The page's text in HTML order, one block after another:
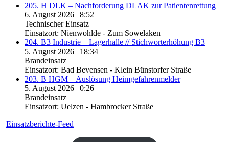
205. H DLK – Nachforderung DLAK zur Patientenrettung
6. August 2026 | 8:52
Technischer Einsatz
Einsatzort: Nienwohlde - Zum Sowelaken
204. B3 Industrie – Lagerhalle // Stichworterhöhung B3
5. August 2026 | 18:34
Brandeinsatz
Einsatzort: Bad Bevensen - Klein Bünstorfer Straße
203. B HGM – Auslösung Heimgefahrenmelder
5. August 2026 | 0:26
Brandeinsatz
Einsatzort: Uelzen - Hambrocker Straße
Einsatzberichte-Feed